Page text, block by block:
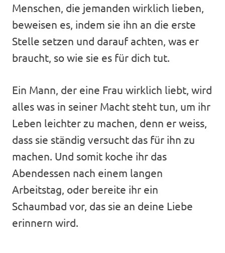
Menschen, die jemanden wirklich lieben,
beweisen es, indem sie ihn an die erste
Stelle setzen und darauf achten, was er
braucht, so wie sie es für dich tut.
Ein Mann, der eine Frau wirklich liebt, wird
alles was in seiner Macht steht tun, um ihr
Leben leichter zu machen, denn er weiss,
dass sie ständig versucht das für ihn zu
machen. Und somit koche ihr das
Abendessen nach einem langen
Arbeitstag, oder bereite ihr ein
Schaumbad vor, das sie an deine Liebe
erinnern wird.